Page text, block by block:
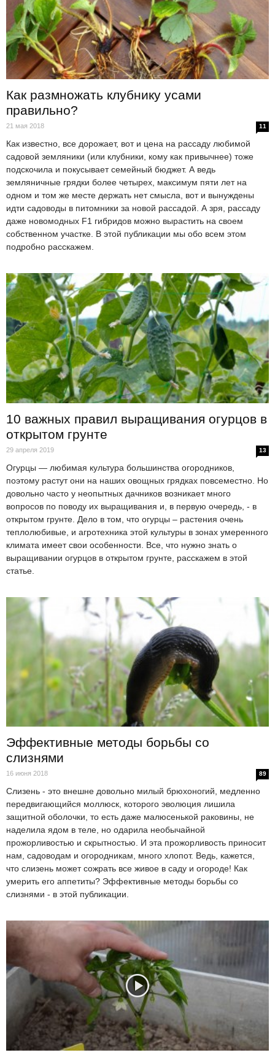
Как размножать клубнику усами
правильно?
21 мая 2018 11
Как известно, все дорожает, вот и цена на рассаду любимой
садовой земляники (или клубники, кому как привычнее) тоже
подскочила и покусывает семейный бюджет. А ведь
земляничные грядки более четырех, максимум пяти лет на
одном и том же месте держать нет смысла, вот и вынуждены
идти садоводы в питомники за новой рассадой. А зря, рассаду
даже новомодных F1 гибридов можно вырастить на своем
собственном участке. В этой публикации мы обо всем этом
подробно расскажем.
10 важных правил выращивания огурцов в
открытом грунте
29 апреля 2019 13
Огурцы — любимая культура большинства огородников,
поэтому растут они на наших овощных грядках повсеместно. Но
довольно часто у неопытных дачников возникает много
вопросов по поводу их выращивания и, в первую очередь, - в
открытом грунте. Дело в том, что огурцы – растения очень
теплолюбивые, и агротехника этой культуры в зонах умеренного
климата имеет свои особенности. Все, что нужно знать о
выращивании огурцов в открытом грунте, расскажем в этой
статье.
Эффективные методы борьбы со
слизнями
16 июня 2018 89
Слизень - это внешне довольно милый брюхоногий, медленно
передвигающийся моллюск, которого эволюция лишила
защитной оболочки, то есть даже малюсенькой раковины, не
наделила ядом в теле, но одарила необычайной
прожорливостью и скрытностью. И эта прожорливость приносит
нам, садоводам и огородникам, много хлопот. Ведь, кажется,
что слизень может сожрать все живое в саду и огороде! Как
умерить его аппетиты? Эффективные методы борьбы со
слизнями - в этой публикации.